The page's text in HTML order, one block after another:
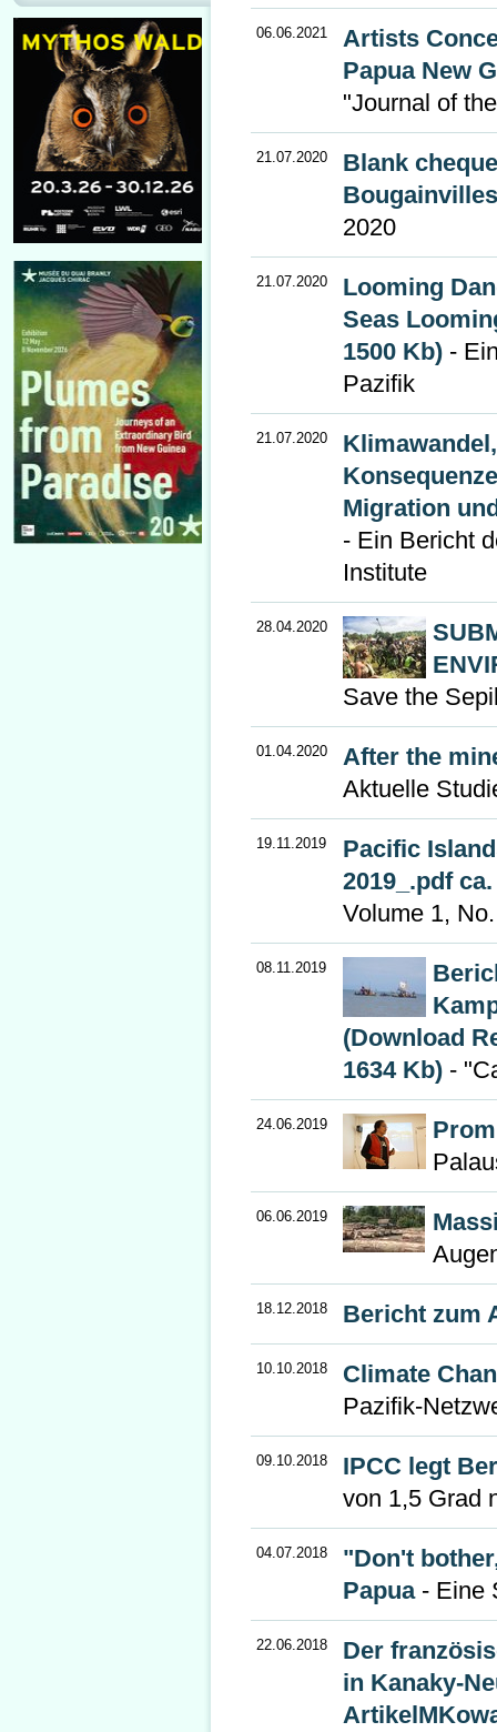
06.06.2021
Artists
Papua New
"Journal of
21.07.2020
Blank
2020
21.07.2020
Looming
Seas
1500 Kb) -
Pazifik
21.07.2020
Migration
- Ein Bericht
Institute
28.04.2020
Save the
01.04.2020
After the
Aktuelle
19.11.2019
Pacific
2019_.pdf
Volume 1,
08.11.2019
(Download
1634 Kb) -
24.06.2019
06.06.2019
18.12.2018 Bericht zum
10.10.2018
Climate
Pazifik-
09.10.2018
IPCC legt
von 1,5 Grad
04.07.2018
"Don't
Papua- Eine
22.06.2018
Der
in Kanaky-